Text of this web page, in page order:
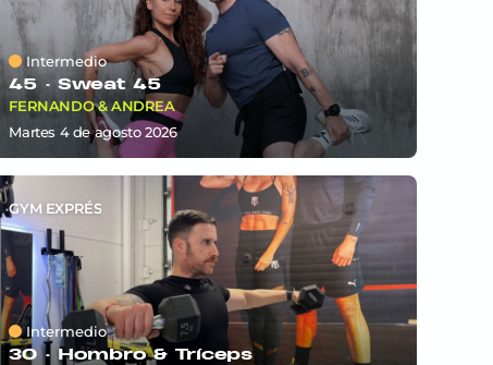
Intermedio
45 · Sweat 45
FERNANDO & ANDREA
martes 4deagosto 2026
GYM EXPRÉS
Intermedio
30 · Hombro & Tríceps